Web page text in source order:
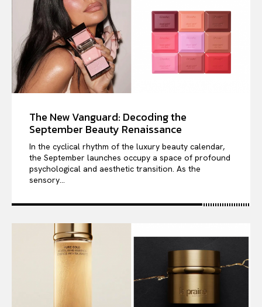
The New Vanguard: Decoding the
September Beauty Renaissance
In the cyclical rhythm of the luxury beauty calendar,
the September launches occupy a space of profound
psychological and aesthetic transition. As the
sensory...